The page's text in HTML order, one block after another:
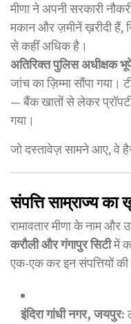
मीणा ने अपनी सरकारी
मकान और ज़मीनें ख़रीदी हैं,
से कहीं अधिक है।
अतिरिक्त पुलिस अधीक्षक
जांच का ज़िम्मा सौंपा गया।
— बैंक खातों से लेकर
गया।
जो दस्तावेज़ सामने आए, वे
संपत्ति साम्राज्य का
रामावतार मीणा के नाम
करौली और गंगापुर सिटीमें
एक-एक कर इन संपत्तियों की
इंदिरा गांधी नगर, जयपुर: